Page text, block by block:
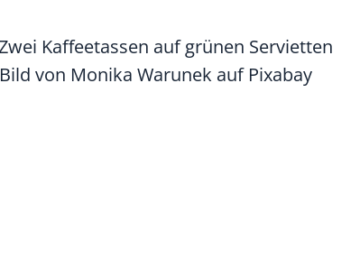
von Monika Warunek auf Pixabay